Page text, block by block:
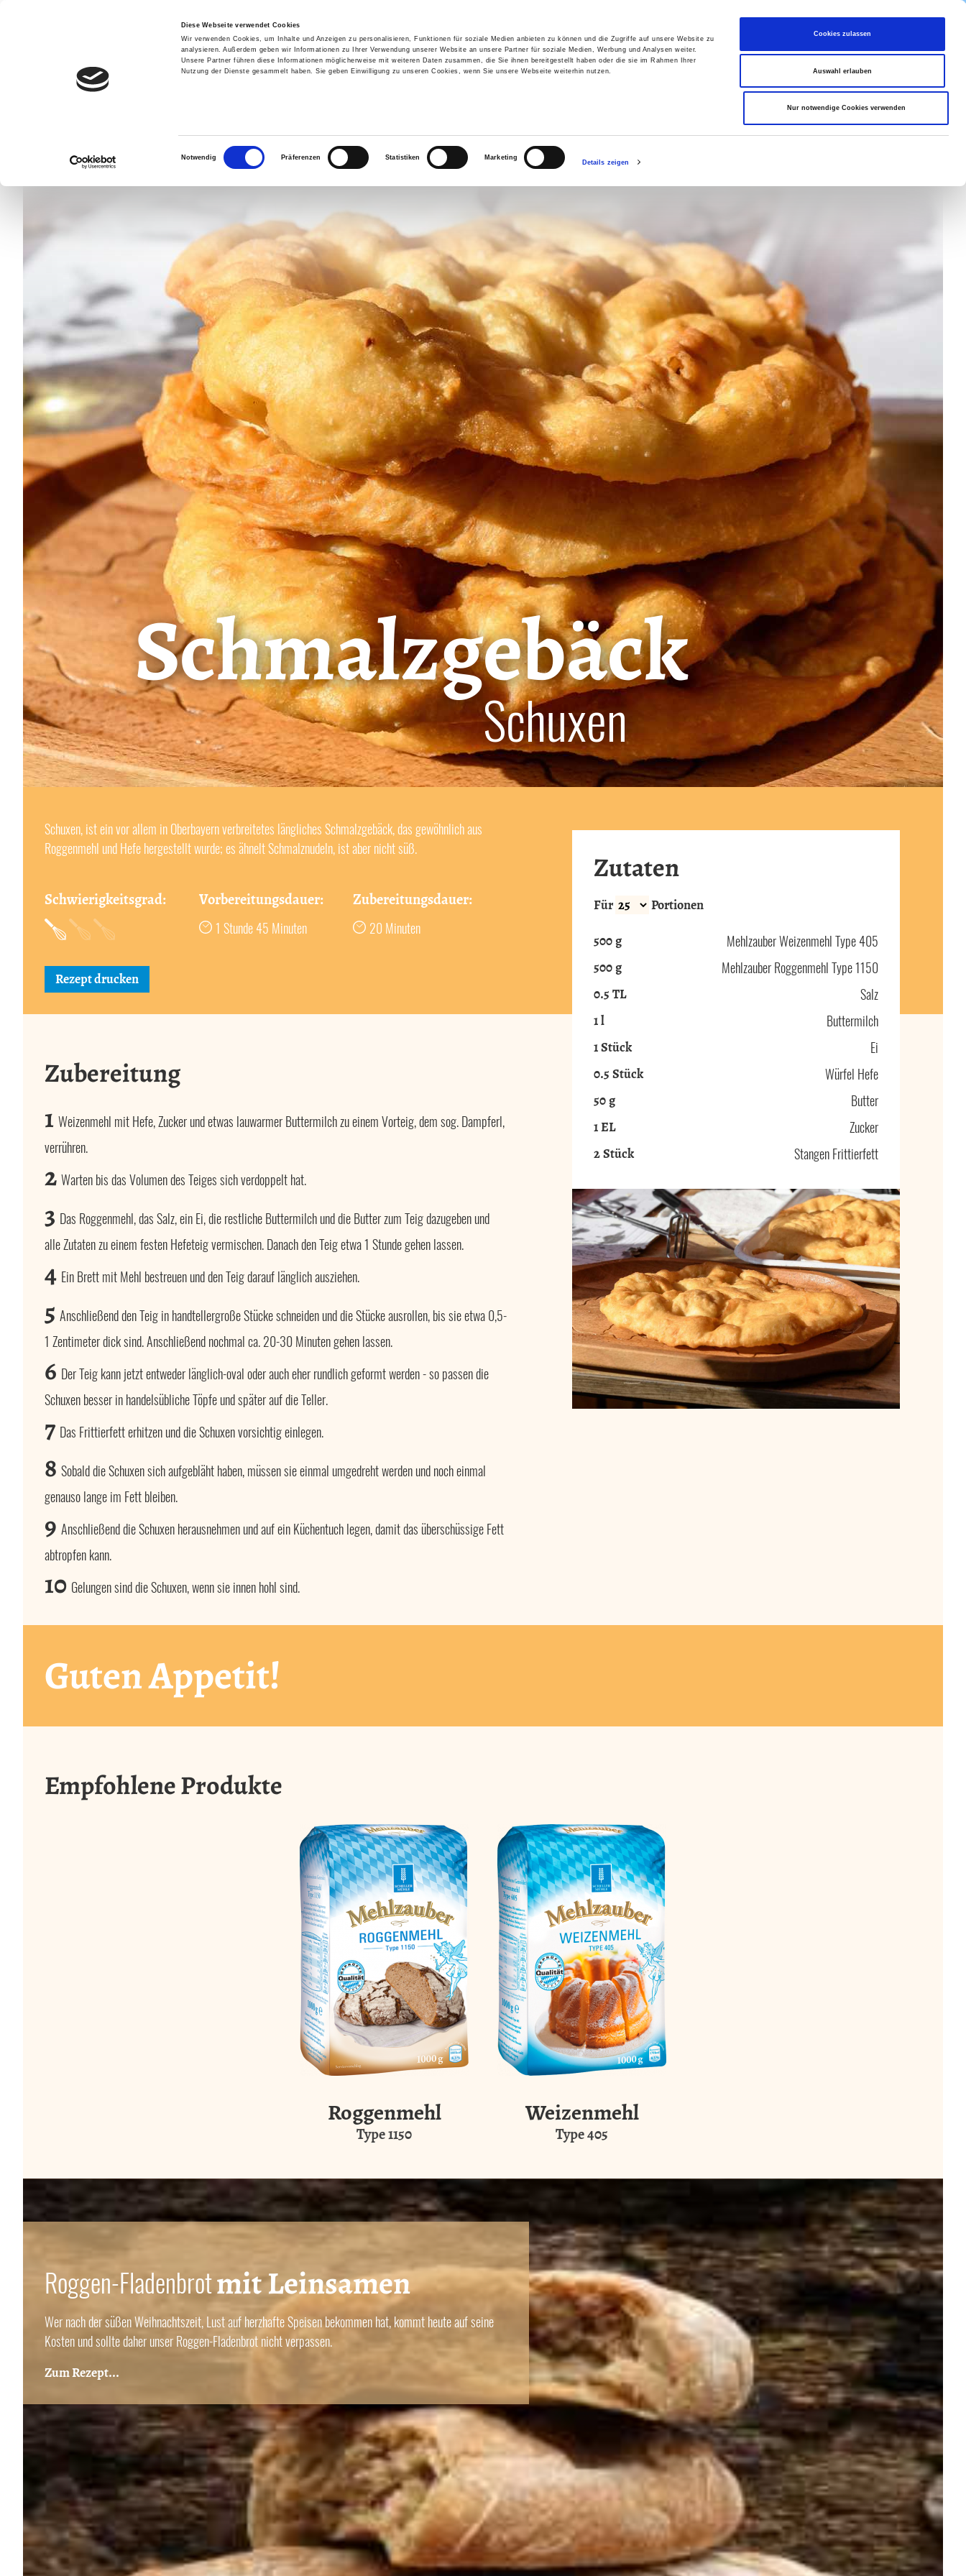
Diese Webseite verwendet Cookies
Wir verwenden Cookies, um Inhalte und Anzeigen zu personalisieren, Funktionen für soziale Medien anbieten zu können und die Zugriffe auf unsere Website zu
analysieren. Außerdem geben wir Informationen zu Ihrer Verwendung unserer Website an unsere Partner für soziale Medien, Werbung und Analysen weiter.
Unsere Partner führen diese Informationen möglicherweise mit weiteren Daten zusammen, die Sie ihnen bereitgestellt haben oder die sie im Rahmen Ihrer
Nutzung der Dienste gesammelt haben. Sie geben Einwilligung zu unseren Cookies, wenn Sie unsere Webseite weiterhin nutzen.
Einwilligungsauswahl
Notwendig
Präferenzen Statistiken Marketing
Details zeigen
Cookies zulassen
Auswahl erlauben
Nur notwendige Cookies verwenden
Schmalzgebäck
Schuxen
Schuxen, ist ein vor allem in Oberbayern verbreitetes längliches Schmalzgebäck, das gewöhnlich aus
Roggenmehl und Hefe hergestellt wurde; es ähnelt Schmalznudeln, ist aber nicht süß.
Schwierigkeitsgrad: Vorbereitungsdauer:
1 Stunde 45 Minuten
Zubereitungsdauer:
20 Minuten
Rezept drucken
Zutaten
Für Portionen
500 g Mehlzauber Weizenmehl Type 405
500 g Mehlzauber Roggenmehl Type 1150
0.5 TL Salz
1l Buttermilch
1Stück Ei
0.5 Stück Würfel Hefe
50 g Butter
1EL Zucker
2Stück Stangen Frittierfett
Zubereitung
1 Weizenmehl mit Hefe, Zucker und etwas lauwarmer Buttermilch zu einem Vorteig, dem sog. Dampferl,
verrühren.
2 Warten bis das Volumen des Teiges sich verdoppelt hat.
3 Das Roggenmehl, das Salz, ein Ei, die restliche Buttermilch und die Butter zum Teig dazugeben und
alle Zutaten zu einem festen Hefeteig vermischen. Danach den Teig etwa 1 Stunde gehen lassen.
4 Ein Brett mit Mehl bestreuen und den Teig darauf länglich ausziehen.
5 Anschließend den Teig in handtellergroße Stücke schneiden und die Stücke ausrollen, bis sie etwa 0,5-
1 Zentimeter dick sind. Anschließend nochmal ca. 20-30 Minuten gehen lassen.
6 Der Teig kann jetzt entweder länglich-oval oder auch eher rundlich geformt werden - so passen die
Schuxen besser in handelsübliche Töpfe und später auf die Teller.
7 Das Frittierfett erhitzen und die Schuxen vorsichtig einlegen.
8 Sobald die Schuxen sich aufgebläht haben, müssen sie einmal umgedreht werden und noch einmal
genauso lange im Fett bleiben.
9 Anschließend die Schuxen herausnehmen und auf ein Küchentuch legen, damit das überschüssige Fett
abtropfen kann.
10 Gelungen sind die Schuxen, wenn sie innen hohl sind.
Guten Appetit!
Empfohlene Produkte
Roggenmehl
Type 1150
Weizenmehl
Type 405
Roggen-Fladenbrotmit Leinsamen
Wer nach der süßen Weihnachtszeit, Lust auf herzhafte Speisen bekommen hat, kommt heute auf seine
Kosten und sollte daher unser Roggen-Fladenbrot nicht verpassen.
Zum Rezept...